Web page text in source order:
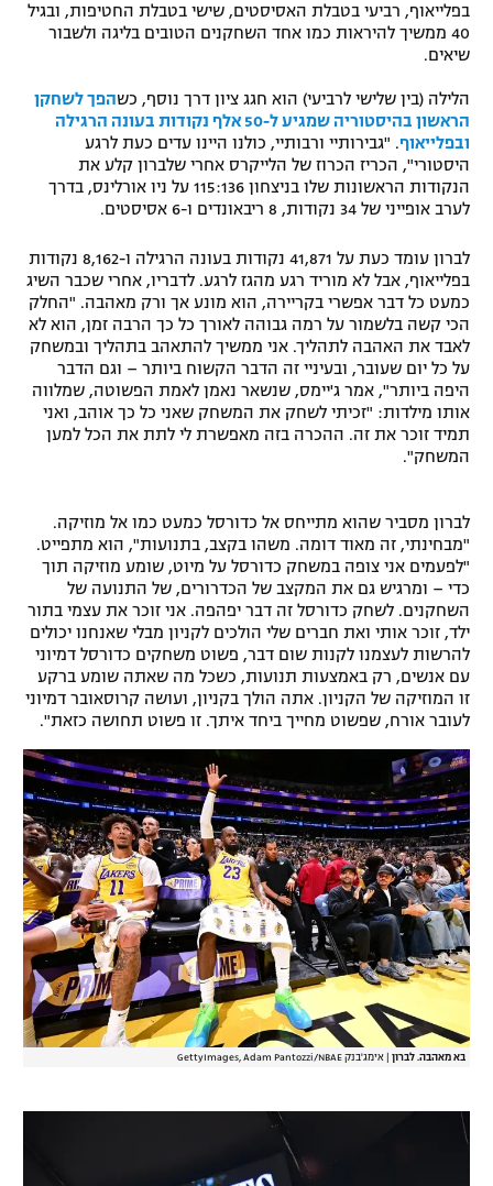
תנאי שימוש
מדיניות פרטיות
תקנון פעילות ספורט 1
הצטרפות לחבילת הערוצים
לוח דרושים – ג'ובנט
תגיות
המגזין
ספורט אתגרי ואקסטרים
גיימינג E-Sports
בפלייאוף, רביעי בטבלת האסיסטים, שישי בטבלת החטיפות, ובגיל
40 ממשיך להיראות כמו אחד השחקנים הטובים בליגה ולשבור
שיאים.
הלילה (בין שלישי לרביעי) הוא חגג ציון דרך נוסף, כשהפך לשחקן
הראשון בהיסטוריה שמגיע ל-50 אלף נקודות בעונה הרגילה
ובפלייאוף. "גבירותיי ורבותיי, כולנו היינו עדים כעת לרגע
היסטורי", הכריז הכרוז של הלייקרס אחרי שלברון קלע את
הנקודות הראשונות שלו בניצחון 115:136 על ניו אורלינס, בדרך
לערב אופייני של 34 נקודות, 8 ריבאונדים ו-6 אסיסטים.
לברון עומד כעת על 41,871 נקודות בעונה הרגילה ו-8,162 נקודות
בפלייאוף, אבל לא מוריד רגע מהגז לרגע. לדבריו, אחרי שכבר השיג
כמעט כל דבר אפשרי בקריירה, הוא מונע אך ורק מאהבה. "החלק
הכי קשה בלשמור על רמה גבוהה לאורך כל כך הרבה זמן, הוא לא
לאבד את האהבה לתהליך. אני ממשיך להתאהב בתהליך ובמשחק
על כל יום שעובר, ובעיניי זה הדבר הקשוח ביותר – וגם הדבר
היפה ביותר", אמר ג'יימס, שנשאר נאמן לאמת הפשוטה, שמלווה
אותו מילדות: "זכיתי לשחק את המשחק שאני כל כך אוהב, ואני
תמיד זוכר את זה. ההכרה בזה מאפשרת לי לתת את הכל למען
המשחק".
לברון מסביר שהוא מתייחס אל כדורסל כמעט כמו אל מוזיקה.
"מבחינתי, זה מאוד דומה. משהו בקצב, בתנועות", הוא מתפייט.
"לפעמים אני צופה במשחק כדורסל על מיוט, שומע מוזיקה תוך
כדי – ומרגיש גם את המקצב של הכדרורים, של התנועה של
השחקנים. לשחק כדורסל זה דבר יפהפה. אני זוכר את עצמי בתור
ילד, זוכר אותי ואת חברים שלי הולכים לקניון מבלי שאנחנו יכולים
להרשות לעצמנו לקנות שום דבר, פשוט משחקים כדורסל דמיוני
עם אנשים, רק באמצעות תנועות, כשכל מה שאתה שומע ברקע
זו המוזיקה של הקניון. אתה הולך בקניון, ועושה קרוסאובר דמיוני
לעובר אורח, שפשוט מחייך ביחד איתך. זו פשוט תחושה כזאת".
בא מאהבה. לברון אימג'בנק GettyImages, Adam Pantozzi/NBAE